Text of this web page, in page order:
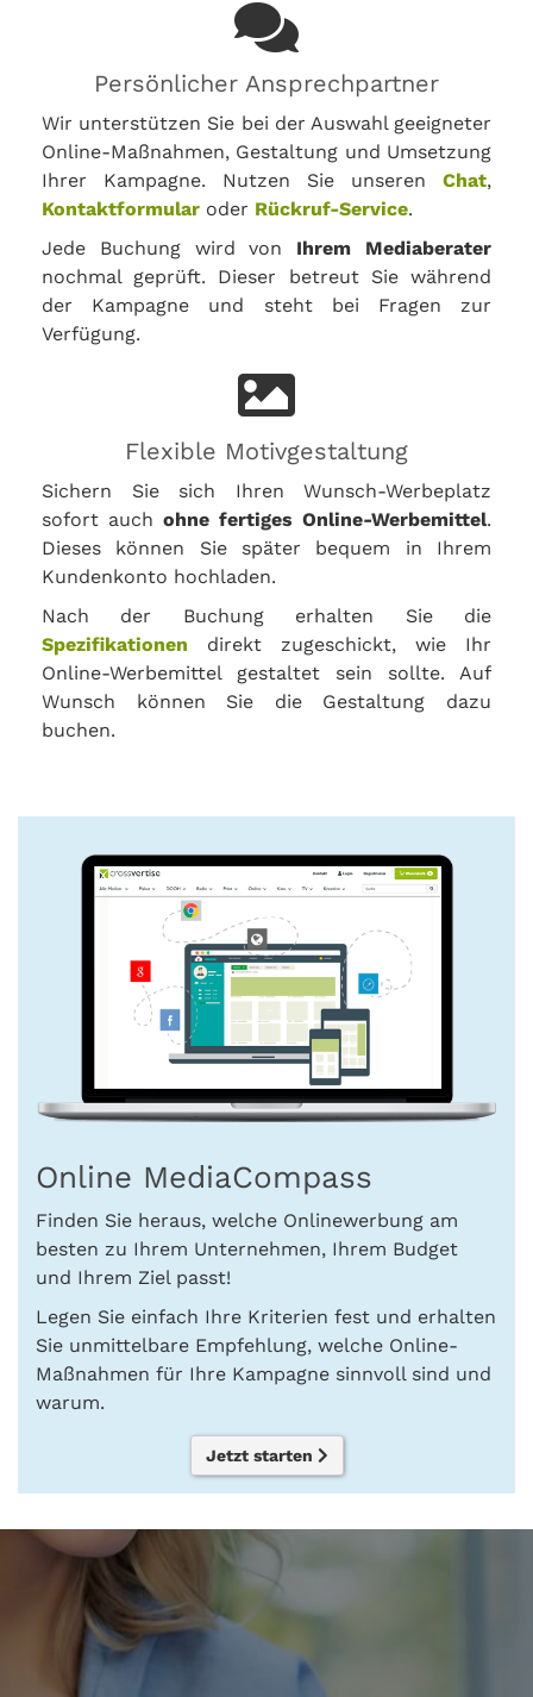
Persönlicher Ansprechpartner
Wir unterstützen Sie bei der Auswahl geeigneter
Online-Maßnahmen, Gestaltung und Umsetzung
Ihrer Kampagne. Nutzen Sie unseren Chat,
Kontaktformular oder Rückruf-Service.
Jede Buchung wird von Ihrem Mediaberater
nochmal geprüft. Dieser betreut Sie während
der Kampagne und steht bei Fragen zur
Verfügung.
Flexible Motivgestaltung
Sichern Sie sich Ihren Wunsch-Werbeplatz
sofort auch ohne fertiges Online-Werbemittel.
Dieses können Sie später bequem in Ihrem
Kundenkonto hochladen.
Nach der Buchung erhalten Sie die
Spezifikationen direkt zugeschickt, wie Ihr
Online-Werbemittel gestaltet sein sollte. Auf
Wunsch können Sie die Gestaltung dazu
buchen.
Online MediaCompass
Finden Sie heraus, welche Onlinewerbung am
besten zu Ihrem Unternehmen, Ihrem Budget
und Ihrem Ziel passt!
Legen Sie einfach Ihre Kriterien fest und erhalten
Sie unmittelbare Empfehlung, welche Online-
Maßnahmen für Ihre Kampagne sinnvoll sind und
warum.
Jetzt starten